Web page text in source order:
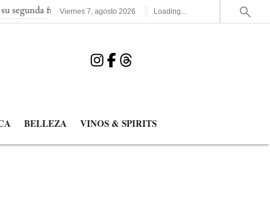
consecutiva del Mundial España elimina a Francia y
Viernes 7,agosto 2026 Loading...
BELLEZA VINOS & SPIRITS